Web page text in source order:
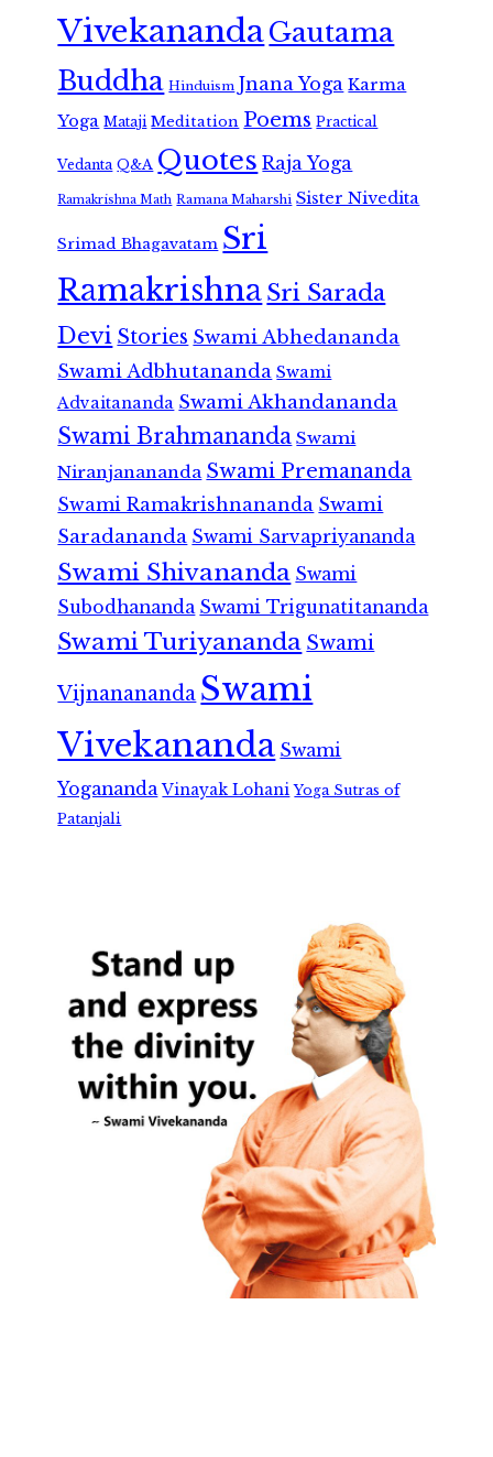
VivekanandaGautama
Buddha Hinduism Jnana Yoga Karma
Yoga Mataji Meditation Poems Practical
Vedanta Q&A Quotes Raja Yoga
Ramakrishna Math Ramana Maharshi Sister Nivedita
Srimad Bhagavatam Sri
RamakrishnaSri Sarada
Devi Stories Swami Abhedananda
Swami Adbhutananda Swami
Advaitananda Swami Akhandananda
Swami Brahmananda Swami
Niranjanananda Swami Premananda
Swami Ramakrishnananda Swami
Saradananda Swami Sarvapriyananda
Swami Shivananda Swami
Subodhananda Swami Trigunatitananda
Swami Turiyananda Swami
Vijnanananda Swami
Vivekananda Swami
Yogananda Vinayak Lohani Yoga Sutras of
Patanjali